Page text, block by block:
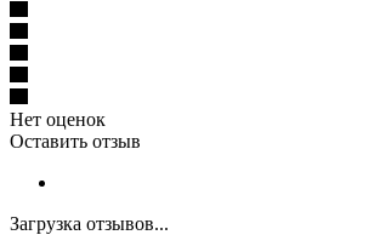
Нет оценок
Оставить отзыв
Загрузка отзывов...